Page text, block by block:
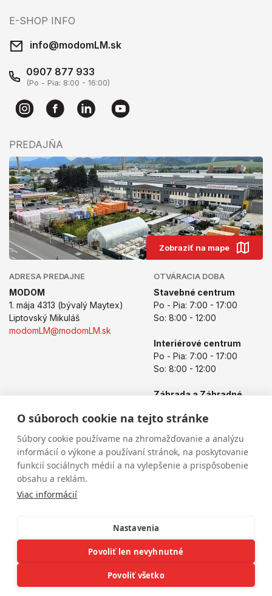
O súboroch cookie na tejto stránke
Súbory cookie používame na zhromažďovanie a analýzu
informácií o výkone a používaní stránok, na poskytovanie
funkcií sociálnych médií a na vylepšenie a prispôsobenie
obsahu a reklám.
Viac informácií
Nastavenia
Povoliť len nevyhnutné
Povoliť všetko
E-SHOP INFO
info@modomLM.sk
0907 877 933
(Po - Pia: 8:00 - 16:00)
PREDAJŇA
Zobraziť na mape
ADRESA PREDAJNE
MODOM
1. mája 4313 (bývalý Maytex)
Liptovský Mikuláš
modomLM@modomLM.sk
OTVÁRACIA DOBA
Stavebné centrum
Po - Pia: 7:00 - 17:00
So: 8:00 - 12:00
Interiérové centrum
Po - Pia: 7:00 - 17:00
So: 8:00 - 12:00
Záhrada a Záhradné
Po - Pia: 8:00 - 17:00
So: 8:00 - 12:00
Copyright © 2026modomLM.skVšetky práva vyhradené